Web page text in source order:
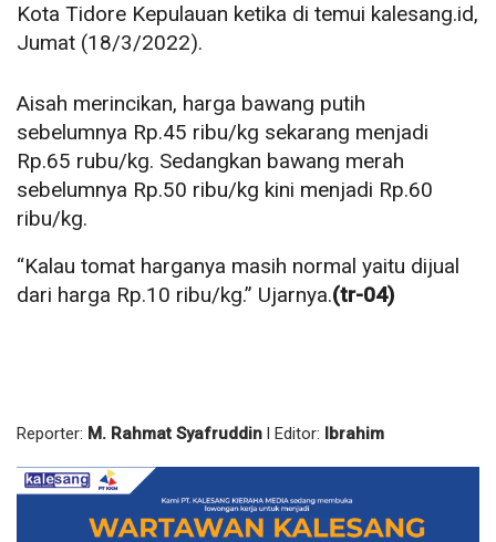
Kota Tidore Kepulauan ketika di temui kalesang.id,
Jumat (18/3/2022).
Aisah merincikan, harga bawang putih
sebelumnya Rp.45 ribu/kg sekarang menjadi
Rp.65 rubu/kg. Sedangkan bawang merah
sebelumnya Rp.50 ribu/kg kini menjadi Rp.60
ribu/kg.
“Kalau tomat harganya masih normal yaitu dijual
dari harga Rp.10 ribu/kg.” Ujarnya.(tr-04)
Reporter: M. Rahmat Syafruddin l Editor: Ibrahim